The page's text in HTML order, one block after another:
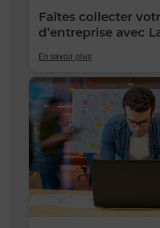
Faîtes collecter
d’entreprise avec
En savoir plus